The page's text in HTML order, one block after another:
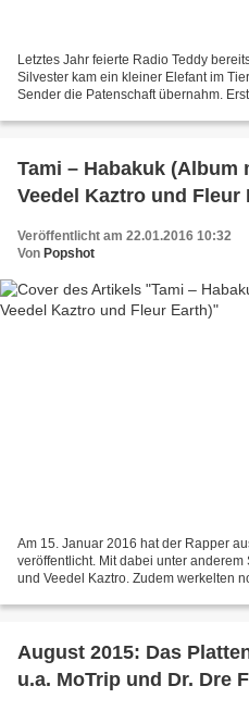
Letztes Jahr feierte Radio Teddy
Silvester kam ein kleiner Elefant im
Sender die Patenschaft übernahm.
Tami – Habakuk (Album
Veedel Kaztro und Fleur
Veröffentlicht am 22.01.2016 10:32
Von Popshot
Am 15. Januar 2016 hat der Rapper
veröffentlicht. Mit dabei unter
und Veedel Kaztro. Zudem werkelten
August 2015: Das
u.a. MoTrip und Dr. Dre